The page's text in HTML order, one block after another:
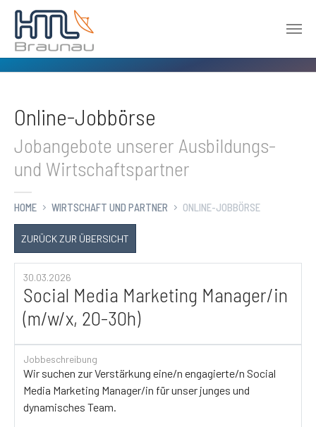
Online-Jobbörse
Jobangebote unserer Ausbildungs-
und Wirtschaftspartner
HOME WIRTSCHAFT UND PARTNER ONLINE-JOBBÖRSE
ZURÜCK ZUR ÜBERSICHT
30.03.2026
Social Media Marketing Manager/in
(m/w/x, 20-30h)
Jobbeschreibung
Wir suchen zur Verstärkung eine/n engagierte/n Social
Media Marketing Manager/in für unser junges und
dynamisches Team.